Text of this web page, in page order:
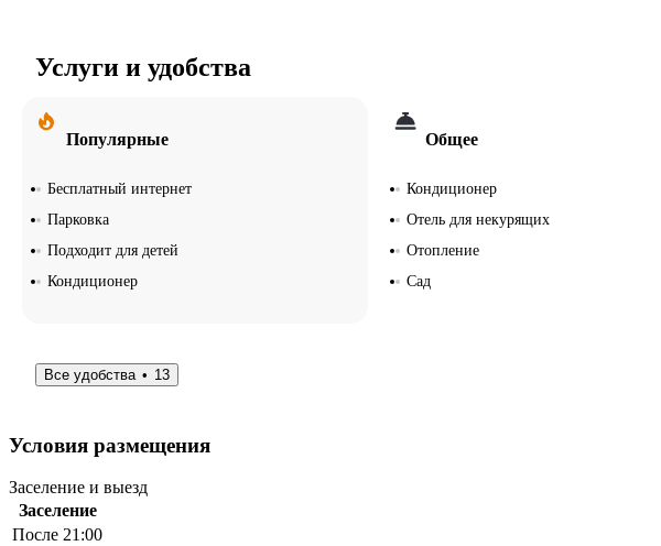
Услуги и удобства
Популярные
Бесплатный интернет
Парковка
Подходит для детей
Кондиционер
Общее
Кондиционер
Отель для некурящих
Отопление
Сад
Все удобства 13
Условия размещения
Заселение и выезд
Заселение
После 21:00